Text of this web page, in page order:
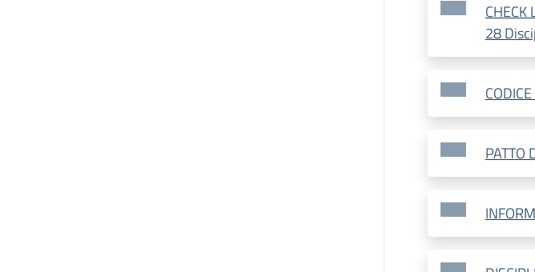
CHECK
28
PATTO